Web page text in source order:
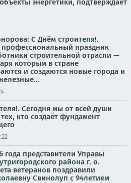
С Днём строителя!.
профессиональный праздник
строительной отрасли —
которым в стране
и создаются новые города и
Сегодня мы от всей души
кто создаёт фундамент
года представители Управы
района г. о.
ветеранов поздравили
Свинолуп с 94летием